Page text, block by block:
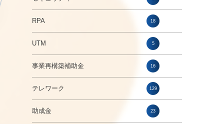
RPA 18
UTM 5
事業再構築補助金 16
テレワーク 129
助成金 23